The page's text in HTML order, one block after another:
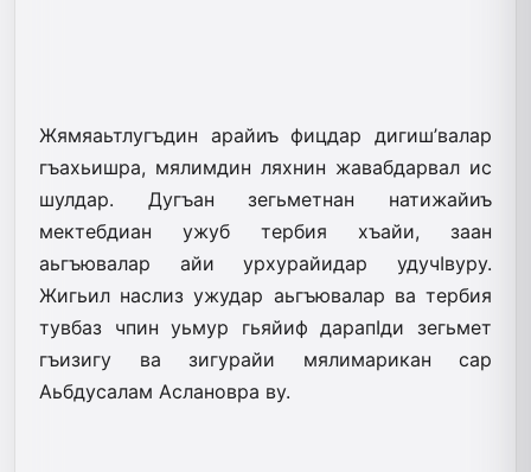
Жямяаьтлугъдин арайиъ фицдар дигиш’валар
гъахьишра, мялимдин ляхнин жавабдарвал ис
шулдар. Дугъан зегьметнан натижайиъ
мектебдиан ужуб тербия хъайи, заан
аьгъювалар айи урхурайидар удучIвуру.
Жигьил наслиз ужудар аьгъювалар ва тербия
тувбаз чпин уьмур гьяйиф дарапIди зегьмет
гъизигу ва зигурайи мялимарикан сар
Аьбдусалам Аслановра ву.